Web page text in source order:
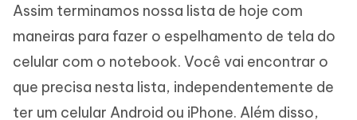
Assim terminamos nossa lista de hoje com
maneiras para fazer o espelhamento de tela do
celular com o notebook. Você vai encontrar o
que precisa nesta lista, independentemente de
ter um celular Android ou iPhone. Além disso,